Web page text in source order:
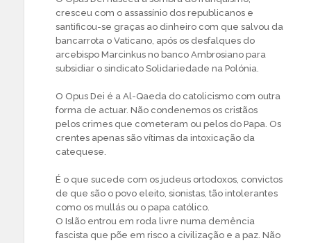
cresceu com o assassínio dos republicanos e
santificou-se graças ao dinheiro com que salvou da
bancarrota o Vaticano, após os desfalques do
arcebispo Marcinkus no banco Ambrosiano para
subsidiar o sindicato Solidariedade na Polónia.
O Opus Dei é a Al-Qaeda do catolicismo com outra
forma de actuar. Não condenemos os cristãos
pelos crimes que cometeram ou pelos do Papa. Os
crentes apenas são vítimas da intoxicação da
catequese.
É o que sucede com os judeus ortodoxos, convictos
de que são o povo eleito, sionistas, tão intolerantes
como os mullás ou o papa católico.
O Islão entrou em roda livre numa demência
fascista que põe em risco a civilização e a paz. Não